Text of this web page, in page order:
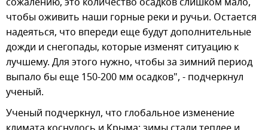
чтобы оживить наши горные реки и ручьи. Остается
надеяться, что впереди еще будут дополнительные
дожди и снегопады, которые изменят ситуацию к
лучшему. Для этого нужно, чтобы за зимний период
выпало бы еще 150-200 мм осадков", - подчеркнул
ученый.
Ученый подчеркнул, что глобальное изменение